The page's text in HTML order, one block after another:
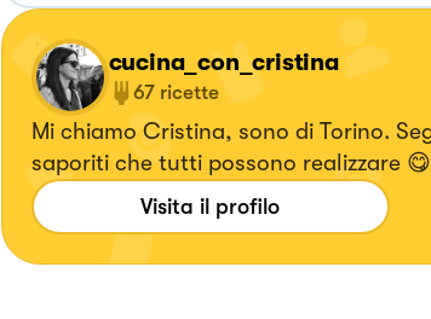
cucina_con_cristina
67 ricette
Mi chiamo Cristina, sono di Torino. Seguitemi per piatti semplici ma
saporiti che tutti possono realizzare 😋
Visita il profilo